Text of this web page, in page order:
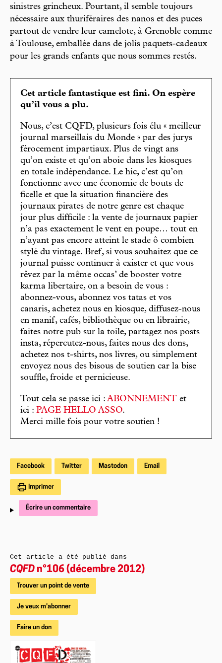
sinistres grincheux. Pourtant, il semble toujours
nécessaire aux thuriféraires des nanos et des puces
partout de vendre leur camelote, à Grenoble comme
à Toulouse, emballée dans de jolis paquets-cadeaux
pour les grands enfants que nous sommes restés.
Cet article fantastique est fini. On espère
qu’il vous a plu.
Nous, c’est CQFD, plusieurs fois élu « meilleur
journal marseillais du Monde » par des jurys
férocement impartiaux. Plus de vingt ans
qu’on existe et qu’on aboie dans les kiosques
en totale indépendance. Le hic, c’est qu’on
fonctionne avec une économie de bouts de
ficelle et que la situation financière des
journaux pirates de notre genre est chaque
jour plus difficile : la vente de journaux papier
n’a pas exactement le vent en poupe… tout en
n’ayant pas encore atteint le stade ô combien
stylé du vintage. Bref, si vous souhaitez que ce
journal puisse continuer à exister et que vous
rêvez par la même occas’ de booster votre
karma libertaire, on a besoin de vous :
abonnez-vous, abonnez vos tatas et vos
canaris, achetez nous en kiosque, diffusez-nous
en manif, cafés, bibliothèque ou en librairie,
faites notre pub sur la toile, partagez nos posts
insta, répercutez-nous, faites nous des dons,
achetez nos t-shirts, nos livres, ou simplement
envoyez nous des bisous de soutien car la bise
souffle, froide et pernicieuse.
Tout cela se passe ici : ABONNEMENT et
ici : PAGE HELLO ASSO.
Merci mille fois pour votre soutien !
Facebook Twitter Mastodon Email
Imprimer
Écrire un commentaire
Cet article a été publié dans
CQFD n°106 (décembre 2012)
Trouver un point de vente
Je veux m'abonner
Faire un don